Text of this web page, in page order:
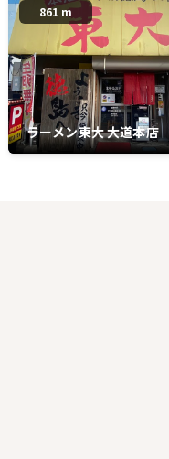
861 m
ラーメン東大 大道本店